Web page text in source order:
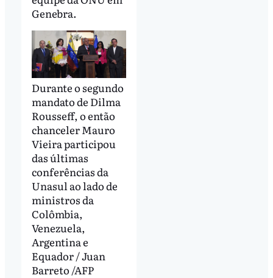
Genebra.
Durante o segundo
mandato de Dilma
Rousseff, o então
chanceler Mauro
Vieira participou
das últimas
conferências da
Unasul ao lado de
ministros da
Colômbia,
Venezuela,
Argentina e
Equador / Juan
Barreto /AFP